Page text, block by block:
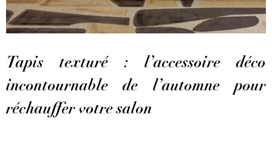
Tapis texturé : l’accessoire déco
incontournable de l’automne pour
réchauffer votre salon